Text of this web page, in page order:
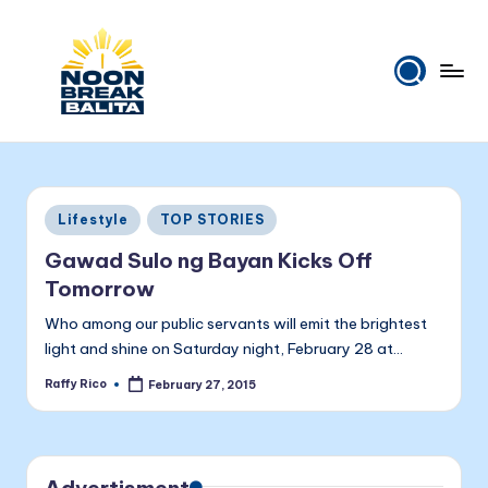
o
n
B
r
e
a
k
B
tuwing
tanghali.
Posted
in
Lifestyle TOP STORIES
Gawad Sulo ng Bayan Kicks Off
Tomorrow
Who among our public servants will emit the brightest
light and shine on Saturday night, February 28 at…
Posted
Raffy Rico February 27, 2015